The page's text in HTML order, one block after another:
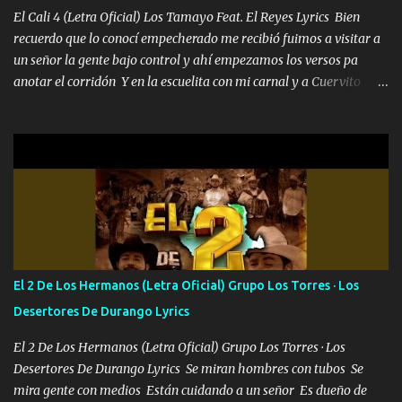
pues hay charola les voy a dar hasta topar pues no hay de otra...
El Cali 4 (Letra Oficial) Los Tamayo Feat. El Reyes Lyrics Bien
recuerdo que lo conocí empecherado me recibió fuimos a visitar a
un señor la gente bajo control y ahí empezamos los versos pa
anotar el corridón Y en la escuelita con mi carnal y a Cuervito
camisa es color Verde y peleam0s la Bandera por todita a la ciudad
con los drones patrullando la Frontera De Tijuana Bulevares
Bellas Artes me ve en las blancas ya hace falta mi APA FLACO
verde se le extraña pa que sepan Aquí Pura GENTE DE LA RANA 🐸
POR CLAVE ES EL CALI 4 EN LA CIUDAD TIJUANA Música Al
tirante andamos mi carnal atento a cualquier necesidad no porque
se ve limpio el camino nos confiamos al andar y nunca con la
misma piedra me vuelvo a tropezar Cuando ando de enamorado
en corto me tiró a per...
El 2 De Los Hermanos (Letra Oficial) Grupo Los Torres · Los
Desertores De Durango Lyrics
El 2 De Los Hermanos (Letra Oficial) Grupo Los Torres · Los
Desertores De Durango Lyrics Se miran hombres con tubos Se
mira gente con medios Están cuidando a un señor Es dueño de